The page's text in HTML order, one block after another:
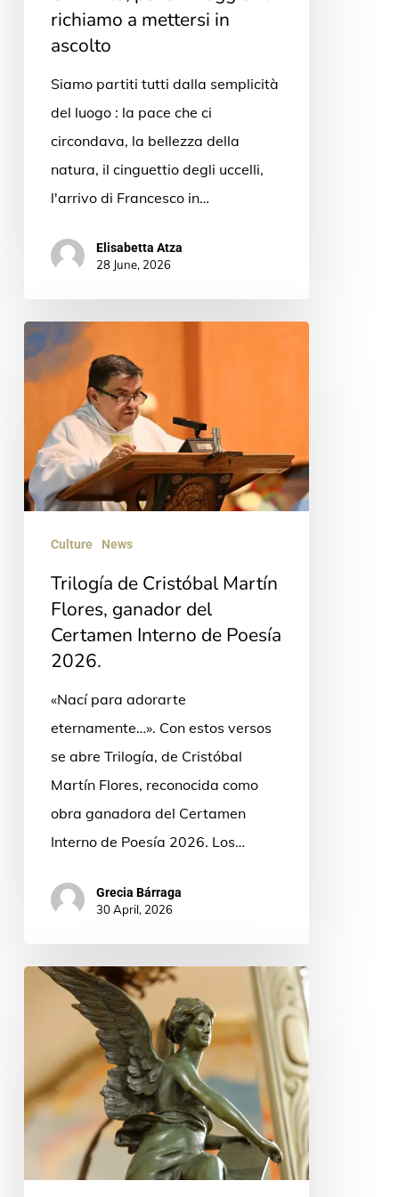
richiamo a mettersi in
ascolto
Siamo partiti tutti dalla semplicità
del luogo : la pace che ci
circondava, la bellezza della
natura, il cinguettio degli uccelli,
l'arrivo di Francesco in…
Elisabetta Atza
28 June, 2026
Trilogía
de
Martín
Flores,
ganador
del
Certamen
Poesía
Culture News
Trilogía de Cristóbal Martín
Flores, ganador del
Certamen Interno de Poesía
2026.
«Nací para adorarte
eternamente…». Con estos versos
se abre Trilogía, de Cristóbal
Martín Flores, reconocida como
obra ganadora del Certamen
Interno de Poesía 2026. Los…
Grecia Bárraga
30 April, 2026
Convocatoria
Premio
Mundial
Fernando
de